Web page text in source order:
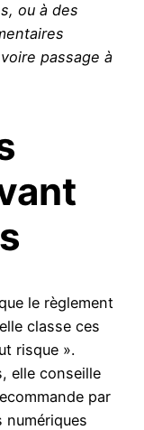
ou à des
passage à
le règlement
classe ces
risque ».
elle conseille
par
numériques